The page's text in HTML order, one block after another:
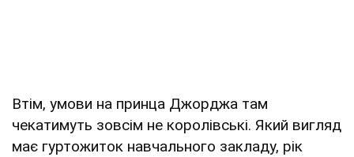
Втім, умови на принца Джорджа там
чекатимуть зовсім не королівські. Який вигляд
має гуртожиток навчального закладу, рік